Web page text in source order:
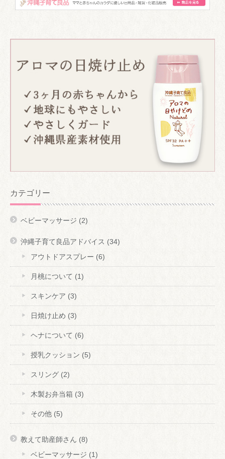
カテゴリー
ベビーマッサージ (2)
沖縄子育て良品アドバイス (34)
アウトドアスプレー (6)
月桃について (1)
スキンケア (3)
日焼け止め (3)
ヘナについて (6)
授乳クッション (5)
スリング (2)
木製お弁当箱 (3)
その他 (5)
教えて助産師さん (8)
ベビーマッサージ (1)